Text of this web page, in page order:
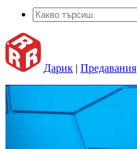
Дарик | Предавания